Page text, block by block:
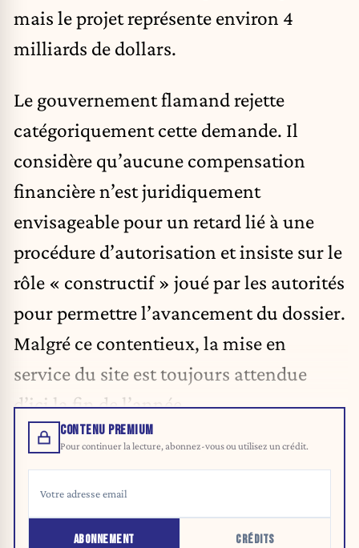
mais le projet représente environ 4
milliards de dollars.
Le gouvernement flamand rejette
catégoriquement cette demande. Il
considère qu’aucune compensation
financière n’est juridiquement
envisageable pour un retard lié à une
procédure d’autorisation et insiste sur le
rôle « constructif » joué par les autorités
pour permettre l’avancement du dossier.
Malgré ce contentieux, la mise en
service du site est toujours attendue
d’ici la fin de l’année.
CONTENU PREMIUM
Pour continuer la lecture, abonnez-vous ou utilisez un crédit.
ABONNEMENT CRÉDITS